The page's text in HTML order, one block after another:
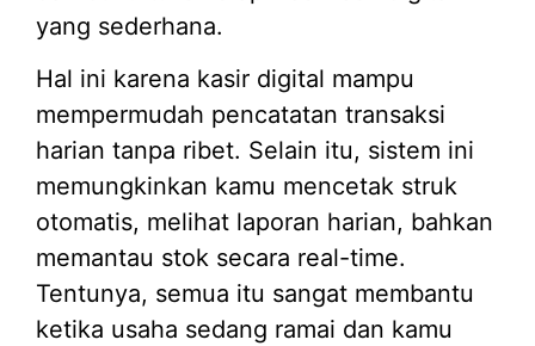
yang sederhana.
Hal ini karena kasir digital mampu
mempermudah pencatatan transaksi
harian tanpa ribet. Selain itu, sistem ini
memungkinkan kamu mencetak struk
otomatis, melihat laporan harian, bahkan
memantau stok secara real-time.
Tentunya, semua itu sangat membantu
ketika usaha sedang ramai dan kamu